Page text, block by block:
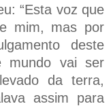
“Esta voz que
mim, mas por
deste
mundo vai ser
da terra,
assim para